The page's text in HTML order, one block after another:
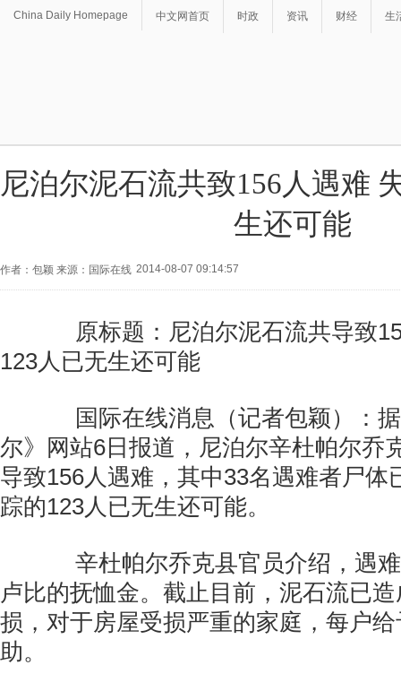
China Daily Homepage 中文网首页 时政 资讯 财经 生
尼泊尔泥石流共致156人遇难
生还可能
作者：包颖 来源：国际在线 2014-08-07 09:14:57
原标题：尼泊尔泥石流共导致
123人已无生还可能
国际在线消息（记者包颖）：据
尔》网站6日报道，尼泊尔辛杜帕尔乔
导致156人遇难，其中33名遇难者尸体
踪的123人已无生还可能。
辛杜帕尔乔克县官员介绍，遇难
卢比的抚恤金。截止目前，泥石流已
损，对于房屋受损严重的家庭，每户
助。